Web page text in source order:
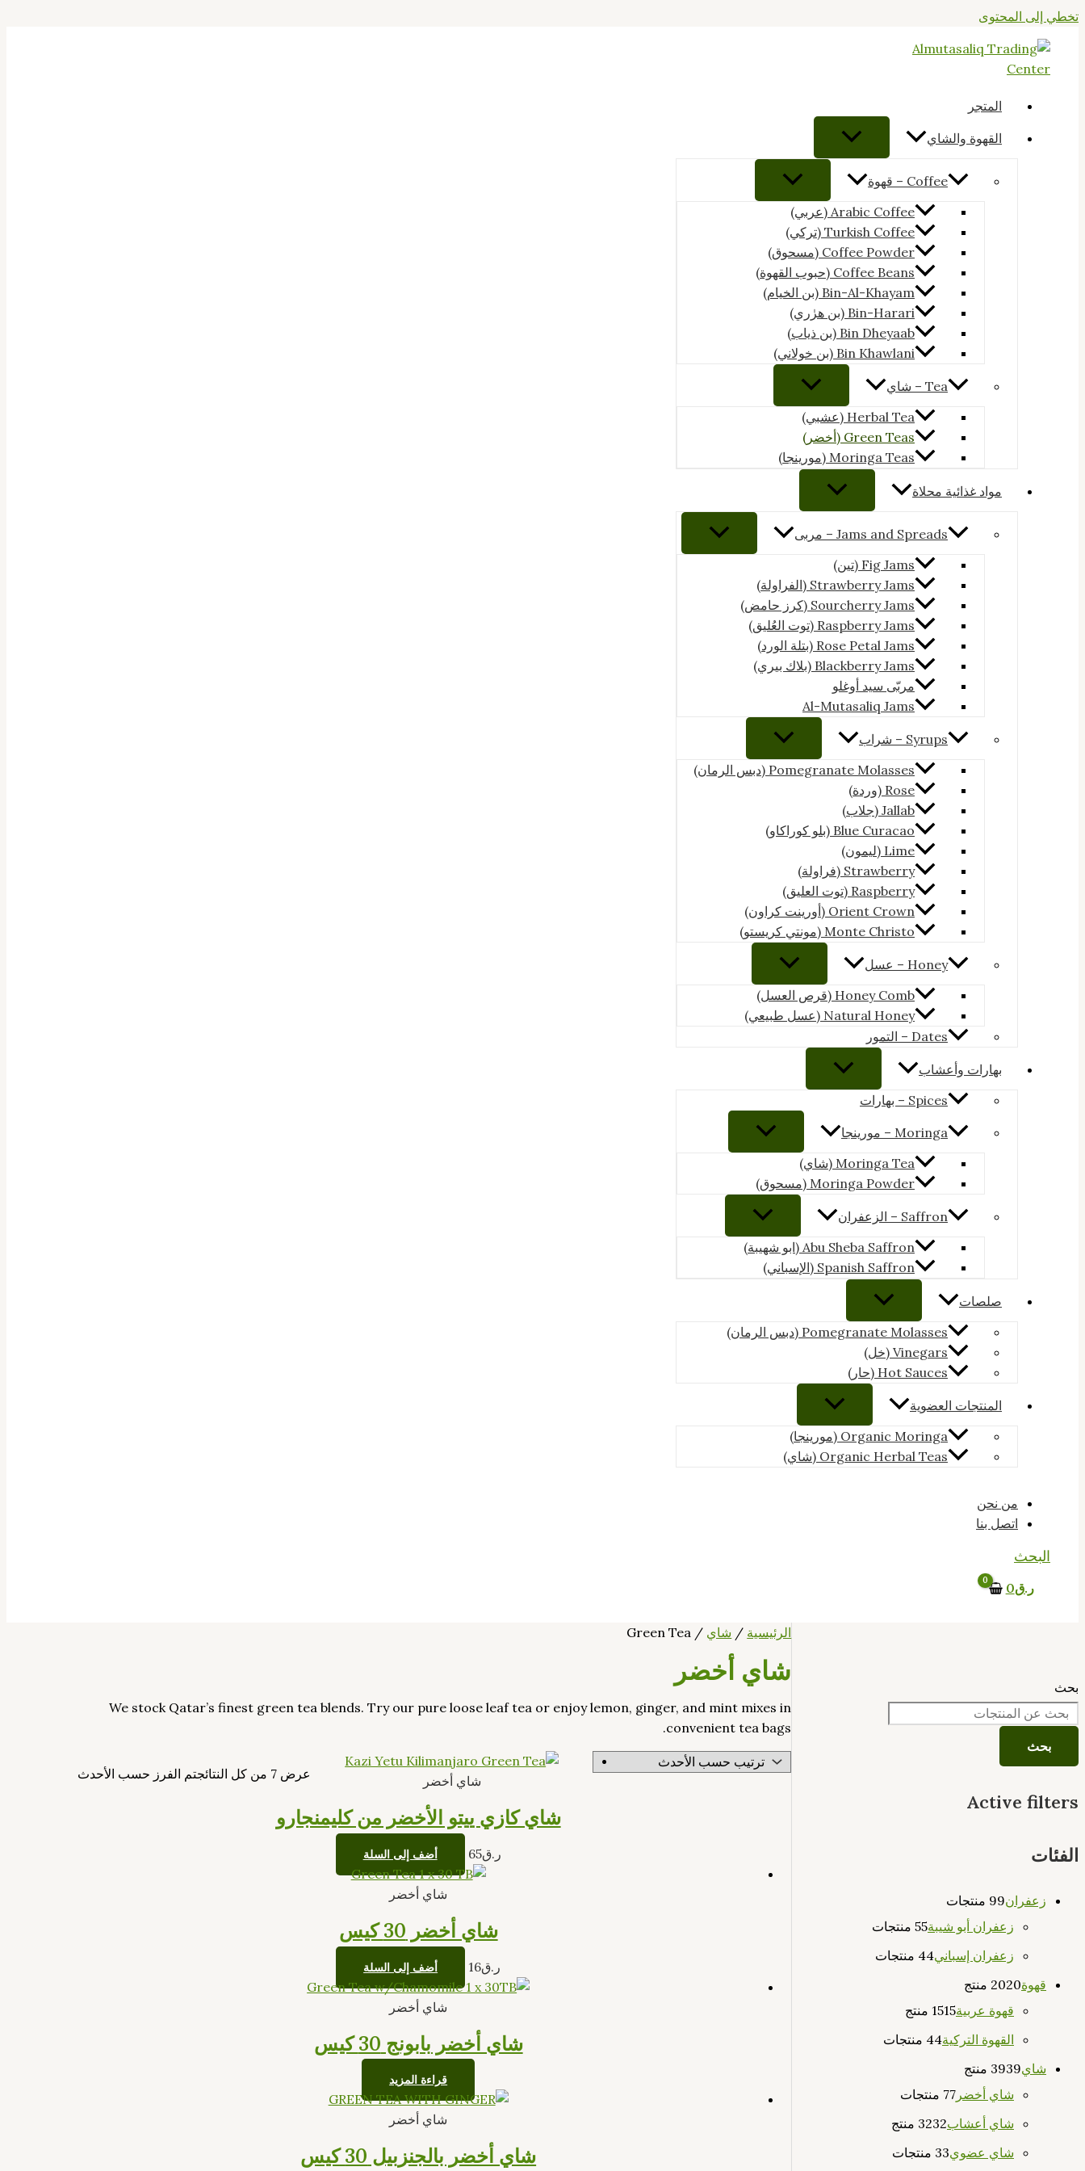
تخطي إلى المحتوى
المتجر
القهوة والشاي
Coffee – قهوة
Arabic Coffee (عربي)
Turkish Coffee (تركي)
Coffee Powder (مسحوق)
Coffee Beans (حبوب القهوة)
Bin-Al-Khayam (بن الخيام)
Bin-Harari (بن هرٰري)
Bin Dheyaab (بن ذياب)
Bin Khawlani (بن خولاني)
Tea – شاي
Herbal Tea (عشبي)
Green Teas (أخضر)
Moringa Teas (مورينجا)
مواد غذائية محلاة
Jams and Spreads – مربى
Fig Jams (تين)
Strawberry Jams (الفراولة)
Sourcherry Jams (كرز حامض)
Raspberry Jams (توت العُليق)
Rose Petal Jams (بتلة الورد)
Blackberry Jams (بلاك بيري)
مربّى سيد أوغلو
Al-Mutasaliq Jams
Syrups – شراب
Pomegranate Molasses (دبس الرمان)
Rose (وردة)
Jallab (جلاب)
Blue Curacao (بلو كوراكاو)
Lime (ليمون)
Strawberry (فراولة)
Raspberry (توت العليق)
Orient Crown (أورينت كراون)
Monte Christo (مونتي كريستو)
Honey – عسل
Honey Comb (قرص العسل)
Natural Honey (عسل طبيعي)
Dates – التمور
بهارات وأعشاب
Spices – بهارات
Moringa – مورينجا
Moringa Tea (شاي)
Moringa Powder (مسحوق)
Saffron – الزعفران
Abu Sheba Saffron (ابو شهيبة)
Spanish Saffron (الإسباني)
صلصات
Pomegranate Molasses (دبس الرمان)
Vinegars (خل)
Hot Sauces (حار)
المنتجات العضوية
Organic Moringa (مورينجا)
Organic Herbal Teas (شاي)
من نحن
اتصل بنا
البحث
ر.ق0
بحث
بحث
Active filters
الفئات
زعفران 99 منتجات
زعفران أبو شيبة 55 منتجات
زعفران إسباني 44 منتجات
قهوة
2020 منتج
قهوة عربية
1515 منتج
القهوة التركية 44 منتجات
شاي
3939 منتج
شاي أخضر
77 منتجات
شاي أعشاب
3232 منتج
شاي عضوي 33 منتجات
الرئيسية / شاي / Green Tea
شاي أخضر
We stock Qatar’s finest green tea blends. Try our pure loose leaf tea or enjoy lemon, ginger, and mint mixes in
convenient tea bags.
عرض ⁦7⁩ من كل النتائج تم الفرز حسب الأحدث شاي أخضر
شاي كازي ييتو الأخضر من كليمنجارو
ر.ق65 أضف إلى السلة
شاي أخضر
شاي أخضر 30 كيس
ر.ق16 أضف إلى السلة
شاي أخضر
شاي أخضر بابونج 30 كيس
قراءة المزيد
شاي أخضر
شاي أخضر بالجنزبيل 30 كيس